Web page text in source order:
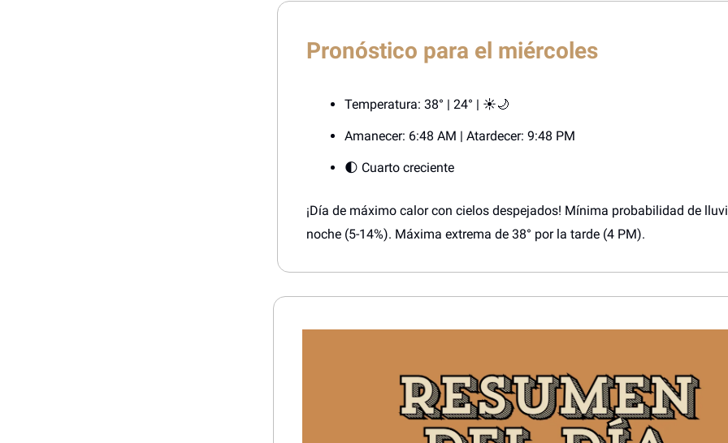
Pronóstico para el miércoles
Temperatura: 38° | 24° | ☀️🌙
Amanecer: 6:48 AM | Atardecer: 9:48 PM
🌓 Cuarto creciente
¡Día de máximo calor con cielos despejados! Mínima probabilidad de
noche (5-14%). Máxima extrema de 38° por la tarde (4 PM).